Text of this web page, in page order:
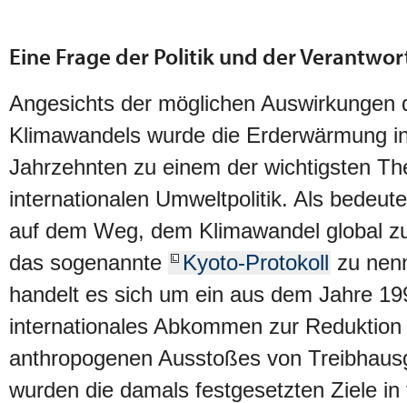
Eine Frage der Politik und der
Angesichts der möglichen Auswirkungen
Klimawandels wurde die Erderwärmung
Jahrzehnten zu einem der wichtigsten
internationalen Umweltpolitik. Als
auf dem Weg, dem Klimawandel global
das sogenannte
Kyoto-Protokoll zu
handelt es sich um ein aus dem Jahre
internationales Abkommen zur Reduktion
anthropogenen Ausstoßes von
wurden die damals festgesetzten Ziele in